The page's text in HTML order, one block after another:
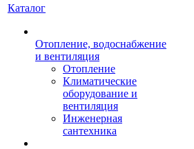
Каталог
Отопление, водоснабжение
и вентиляция
Отопление
Климатические
оборудование и
вентиляция
Инженерная
сантехника